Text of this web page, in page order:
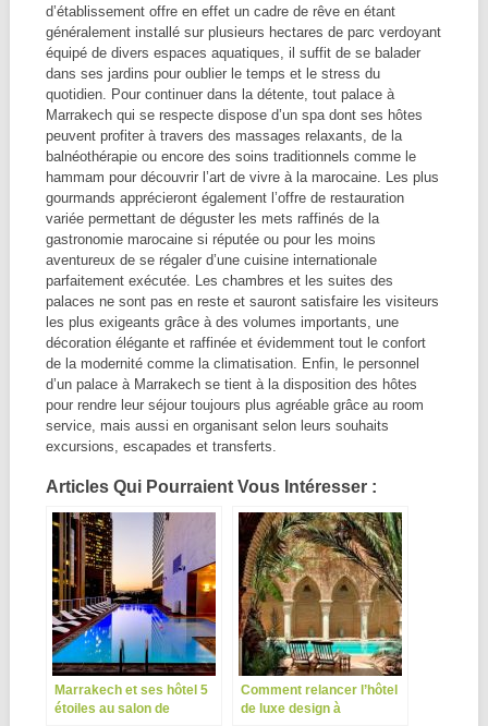
d’établissement offre en effet un cadre de rêve en étant
généralement installé sur plusieurs hectares de parc verdoyant
équipé de divers espaces aquatiques, il suffit de se balader
dans ses jardins pour oublier le temps et le stress du
quotidien. Pour continuer dans la détente, tout palace à
Marrakech qui se respecte dispose d’un spa dont ses hôtes
peuvent profiter à travers des massages relaxants, de la
balnéothérapie ou encore des soins traditionnels comme le
hammam pour découvrir l’art de vivre à la marocaine. Les plus
gourmands apprécieront également l’offre de restauration
variée permettant de déguster les mets raffinés de la
gastronomie marocaine si réputée ou pour les moins
aventureux de se régaler d’une cuisine internationale
parfaitement exécutée. Les chambres et les suites des
palaces ne sont pas en reste et sauront satisfaire les visiteurs
les plus exigeants grâce à des volumes importants, une
décoration élégante et raffinée et évidemment tout le confort
de la modernité comme la climatisation. Enfin, le personnel
d’un palace à Marrakech se tient à la disposition des hôtes
pour rendre leur séjour toujours plus agréable grâce au room
service, mais aussi en organisant selon leurs souhaits
excursions, escapades et transferts.
Articles Qui Pourraient Vous Intéresser :
Marrakech et ses hôtel 5
étoiles au salon de
Comment relancer l’hôtel
de luxe design à